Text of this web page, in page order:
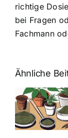
richtige
bei Fragen
Fachmann
Ähnliche